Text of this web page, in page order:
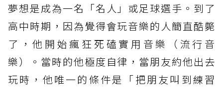
夢想是成為一名「名人」或足球選手。到了
高中時期，因為覺得會玩音樂的人簡直酷斃
了，他開始瘋狂死磕實用音樂（流行音
樂）。當時的他極度自律，當朋友約他出去
玩時，他唯一的條件是「把朋友叫到練習